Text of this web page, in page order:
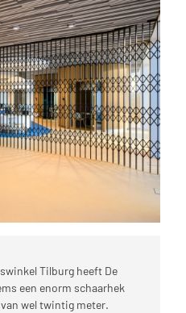
Tilburg heeft De
een enorm schaarhek
wel twintig meter.